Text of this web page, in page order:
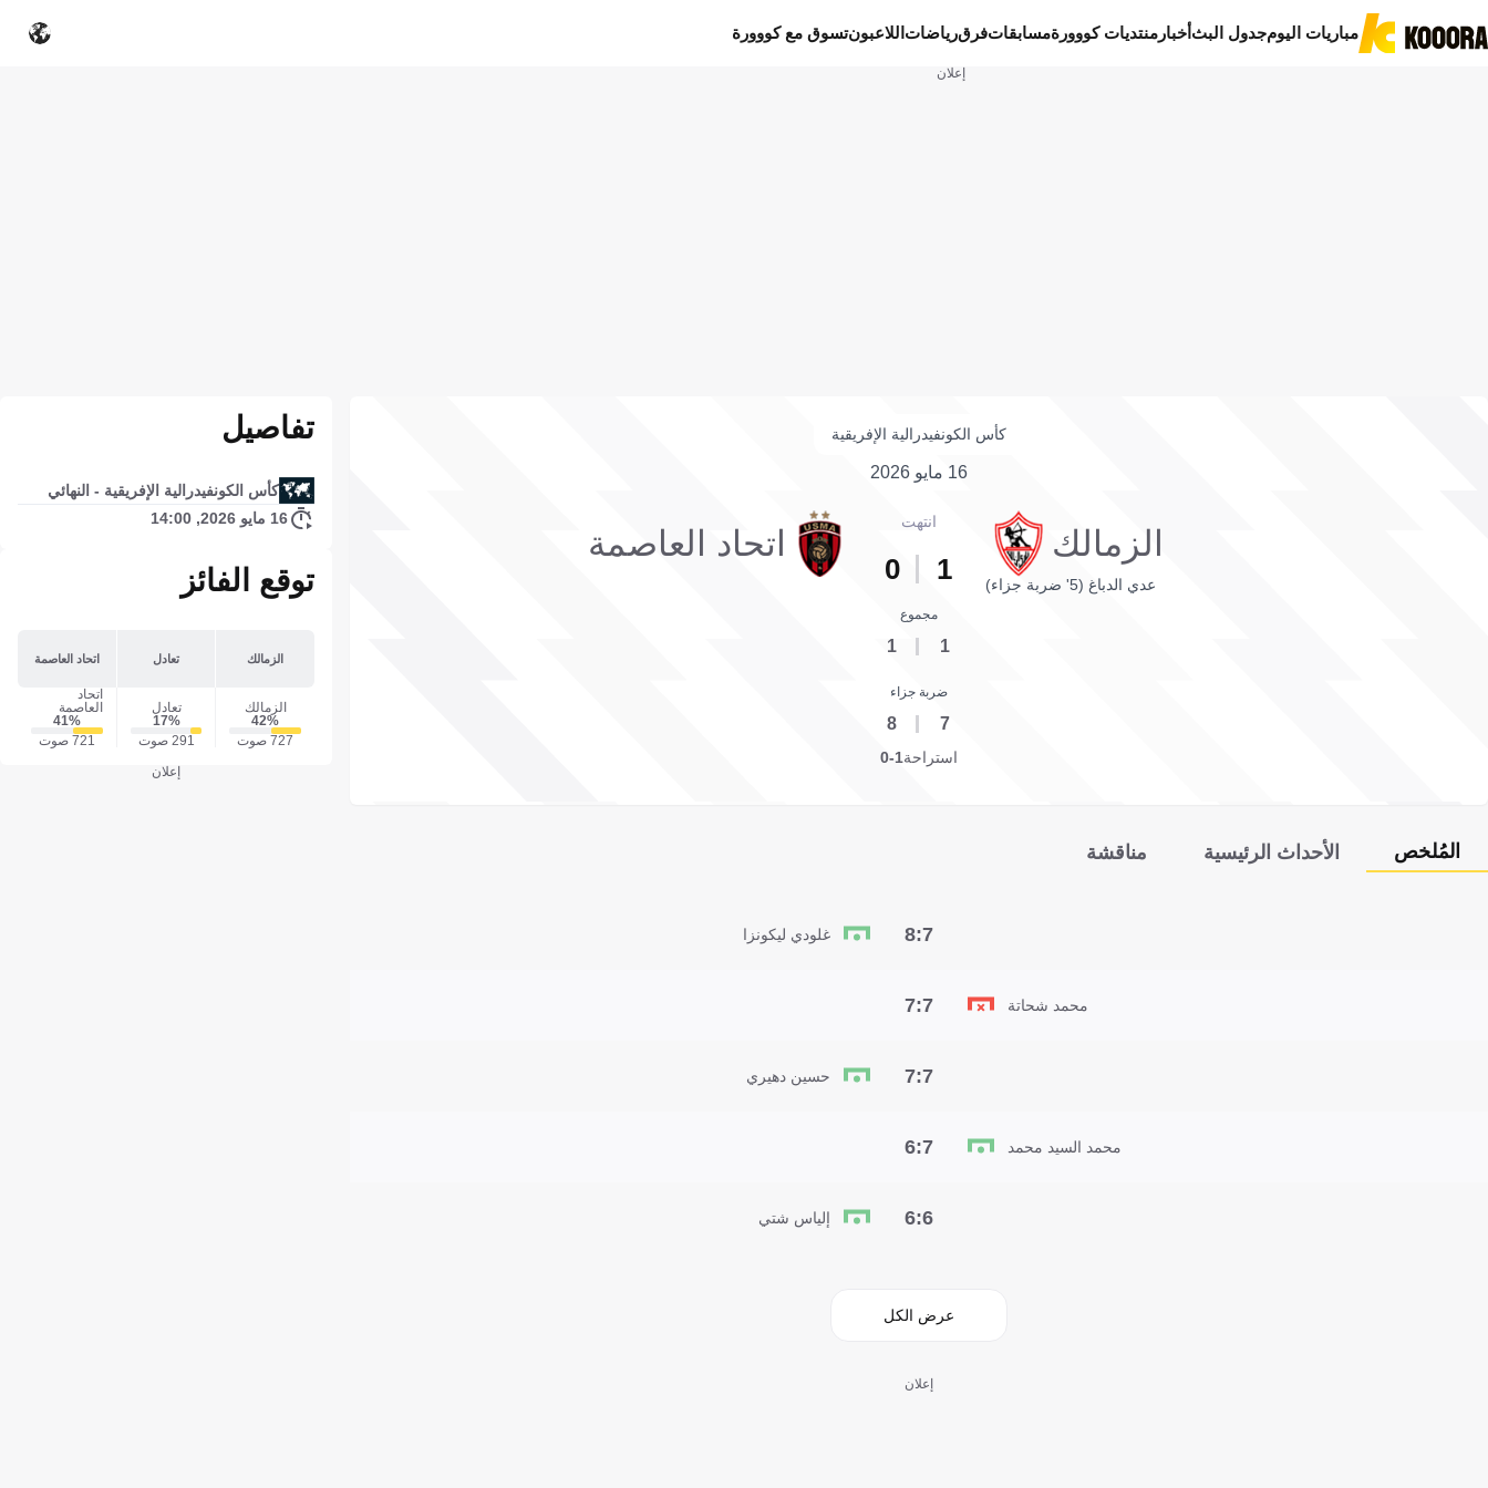
مباريات اليومجدول البثأخبار منتديات كووورةمسابقاتفرقرياضات اللاعبونتسوق مع كووورة
إعلان
كأس الكونفيدرالية الإفريقية
16 مايو 2026
الزمالك
عدي الدباغ (5' ضربة جزاء)
انتهت
1
0
مجموع
1
1
ضربة جزاء
7
8
اتحاد العاصمة
استراحة1-0
المُلخص الأحداث الرئيسية مناقشة
غلودي ليكونزا 7:8
محمد شحاتة 7:7
حسين دهيري 7:7
محمد السيد محمد 7:6
إلياس شتي 6:6
عرض الكل
إعلان
تفاصيل
كأس الكونفيدرالية الإفريقية - النهائي
16 مايو 2026, 14:00
توقع الفائز
الزمالك تعادل اتحاد العاصمة
الزمالك
42‎%‎
727 صوت
تعادل
17‎%‎
291 صوت
اتحاد
العاصمة
41‎%‎
721 صوت
إعلان